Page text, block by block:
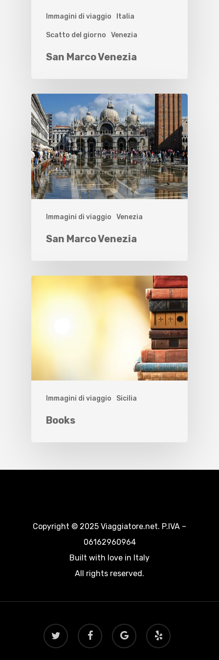
Immagini di viaggio Italia
Scatto del giorno Venezia
San Marco Venezia
Immagini di viaggio Venezia
San Marco Venezia
Immagini di viaggio Sicilia
Books
Copyright © 2025 Viaggiatore.net. P.IVA –
06162960964
Built with love in Italy
All rights reserved.
twitter facebook
google-
plus
yelp